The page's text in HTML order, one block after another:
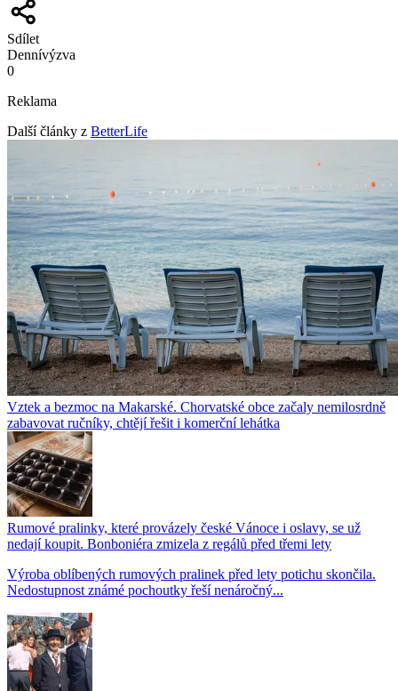
Sdílet
Dennívýzva
0
Reklama
Další články z BetterLife
Vztek a bezmoc na Makarské. Chorvatské obce začaly nemilosrdně
zabavovat ručníky, chtějí řešit i komerční lehátka
Rumové pralinky, které provázely české Vánoce i oslavy, se už
nedají koupit. Bonboniéra zmizela z regálů před třemi lety
Výroba oblíbených rumových pralinek před lety potichu skončila.
Nedostupnost známé pochoutky řeší nenáročný...